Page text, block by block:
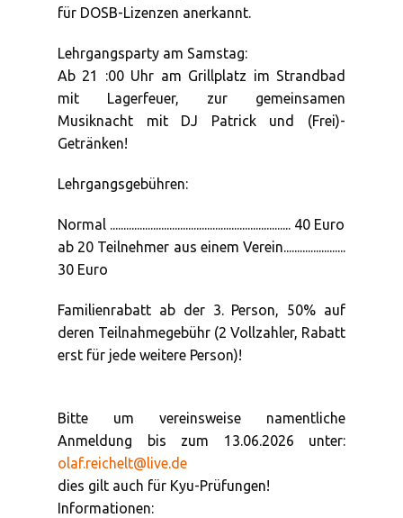
für DOSB-Lizenzen anerkannt.
Lehrgangsparty am Samstag:
Ab 21 :00 Uhr am Grillplatz im Strandbad
mit Lagerfeuer, zur gemeinsamen
Musiknacht mit DJ Patrick und (Frei)-
Getränken!
Lehrgangsgebühren:
Normal ................................................................... 40 Euro
ab 20 Teilnehmer aus einem Verein.......................
30 Euro
Familienrabatt ab der 3. Person, 50% auf
deren Teilnahmegebühr (2 Vollzahler, Rabatt
erst für jede weitere Person)!
Bitte um vereinsweise namentliche
Anmeldung bis zum 13.06.2026 unter:
olaf.reichelt@live.de
dies gilt auch für Kyu-Prüfungen!
Informationen: